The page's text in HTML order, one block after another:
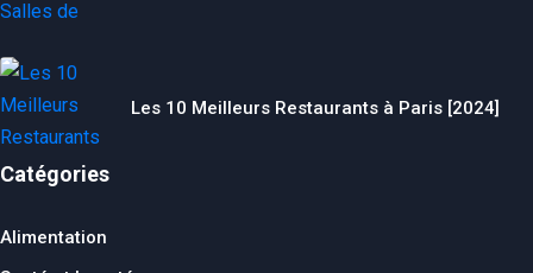
Les 10 Meilleurs Restaurants à Paris [2024]
Catégories
Alimentation